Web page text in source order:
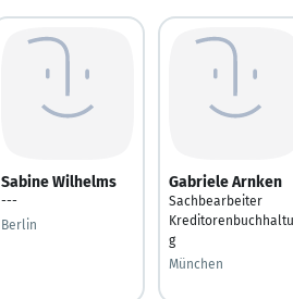
Sabine Wilhelms
---
Berlin
Gabriele Arnken
Sachbearbeiter
g
München